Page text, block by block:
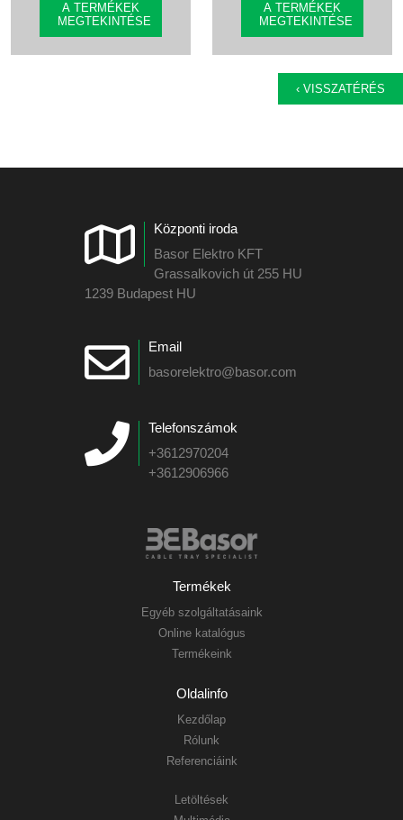
A TERMÉKEK
MEGTEKINTÉSE
A TERMÉKEK
MEGTEKINTÉSE
‹ VISSZATÉRÉS
Központi iroda
Basor Elektro KFT
Grassalkovich út 255 HU
1239 Budapest HU
Email
basorelektro@basor.com
Telefonszámok
+3612970204
+3612906966
Termékek
Egyéb szolgáltatásaink
Online katalógus
Termékeink
Oldalinfo
Kezdőlap
Rólunk
Referenciáink
Letöltések